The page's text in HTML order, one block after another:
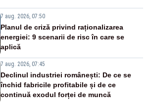
7 aug. 2026, 07:50
Planul de criză privind raționalizarea
energiei: 9 scenarii de risc în care se
aplică
7 aug. 2026, 07:45
Declinul industriei românești: De ce se
închid fabricile profitabile și de ce
continuă exodul forței de muncă